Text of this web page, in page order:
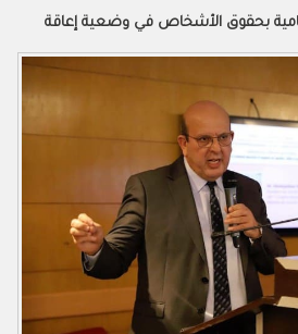
بحقوق الأشخاص في وضعية إعاقة